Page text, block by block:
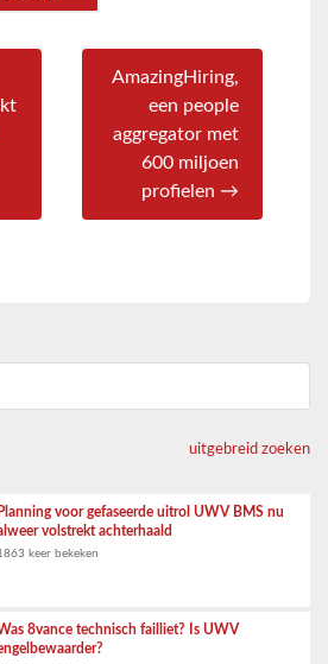
AmazingHiring,
een people
aggregator met
600 miljoen
profielen →
uitgebreid zoeken
Planning voor gefaseerde uitrol UWV BMS nu
volstrekt achterhaald
keer bekeken
8vance technisch failliet? Is UWV